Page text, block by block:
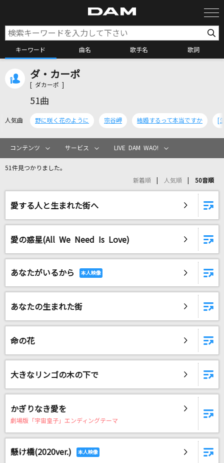
キーワード 曲名 歌手名 歌詞
カラオケリクエスト
リアルタイムで歌われている曲の一覧
熱異常
いよわ feat.足立レイ
[生音]君の知らない物語
Again
Mr.Children
Believe
玉置成実
キセキ
GReeeeN
恋
ダ・カーポ
[ ダカーポ ]
51曲
人気曲 野に咲く花のように 宗谷岬 結婚するって本当ですか
コンテンツ サービス LIVE DAM WAO!
51件見つかりました。
新着順 人気順 50音順
愛する人と生まれた街へ
愛の惑星(All We Need Is Love)
あなたがいるから
あなたの生まれた街
命の花
大きなリンゴの木の下で
かぎりなき愛を
劇場版「宇宙皇子」エンディングテーマ
懸け橋(2020ver.)